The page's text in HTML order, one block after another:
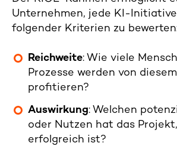
Unternehmen, jede KI-
folgender Kriterien zu
Reichweite: Wie viele
Prozesse werden von
profitieren?
Auswirkung: Welchen
oder Nutzen hat das
erfolgreich ist?